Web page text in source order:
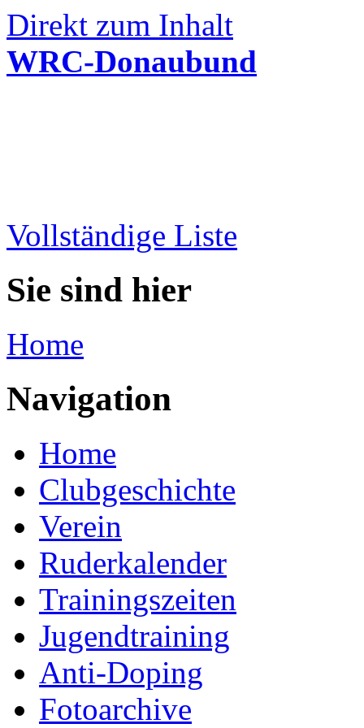
Direkt zum Inhalt
WRC-Donaubund
Vollständige Liste
Sie sind hier
Home
Navigation
Home
Clubgeschichte
Verein
Ruderkalender
Trainingszeiten
Jugendtraining
Anti-Doping
Fotoarchive